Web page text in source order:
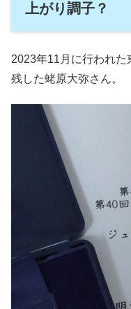
上がり調子？
2023年11月に行われ
残した蛯原大弥さん。